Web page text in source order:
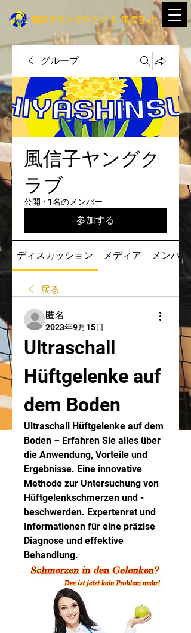
​風信子ヤングクラブ＆ ​風信子Jr
グループ
風信子ヤングク
ラブ
公開 · 1名のメンバー
参加する
ディスカッション メディア メンバー
戻る
匿名
2023年9月15日
Ultraschall
Hüftgelenke auf
dem Boden
Ultraschall Hüftgelenke auf dem
Boden – Erfahren Sie alles über
die Anwendung, Vorteile und
Ergebnisse. Eine innovative
Methode zur Untersuchung von
Hüftgelenkschmerzen und -
beschwerden. Expertenrat und
Informationen für eine präzise
Diagnose und effektive
Behandlung.